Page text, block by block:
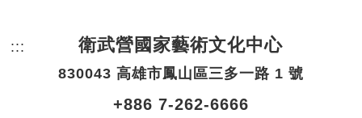
::: 頁尾網站資訊。
衛武營國家藝術文化中心
830043 高雄市鳳山區三多一路 1 號
+886 7-262-6666